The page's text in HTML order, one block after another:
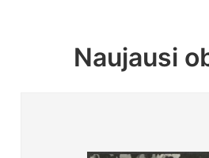
Naujausi